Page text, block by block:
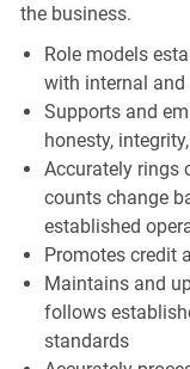
the business.
Role models
with internal
Supports and
honesty,
Accurately rings
counts change
established
Promotes credit
Maintains and
follows
standards